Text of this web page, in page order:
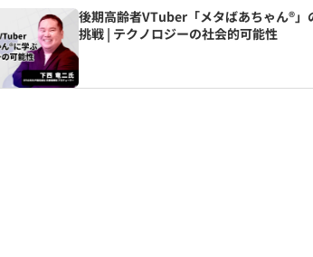
後期高齢者VTuber「メタばあちゃん®」
挑戦 | テクノロジーの社会的可能性